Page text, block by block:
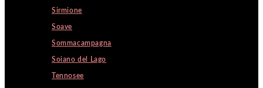
Sirmione
Soave
Sommacampagna
Soiano del Lago
Tennosee